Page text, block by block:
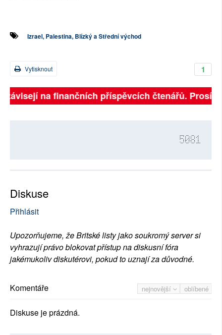
Izrael, Palestina, Blízký a Střední východ
1
Vytisknout
na finančních příspěvcích čtenářů.
5081
Diskuse
Přihlásit
Upozorňujeme, že Britské listy jako soukromý server si
vyhrazují právo blokovat přístup na diskusní fóra
jakémukoliv diskutérovi, pokud to uznají za důvodné.
nejnovější oblíbené
Komentáře
Diskuse je prázdná.